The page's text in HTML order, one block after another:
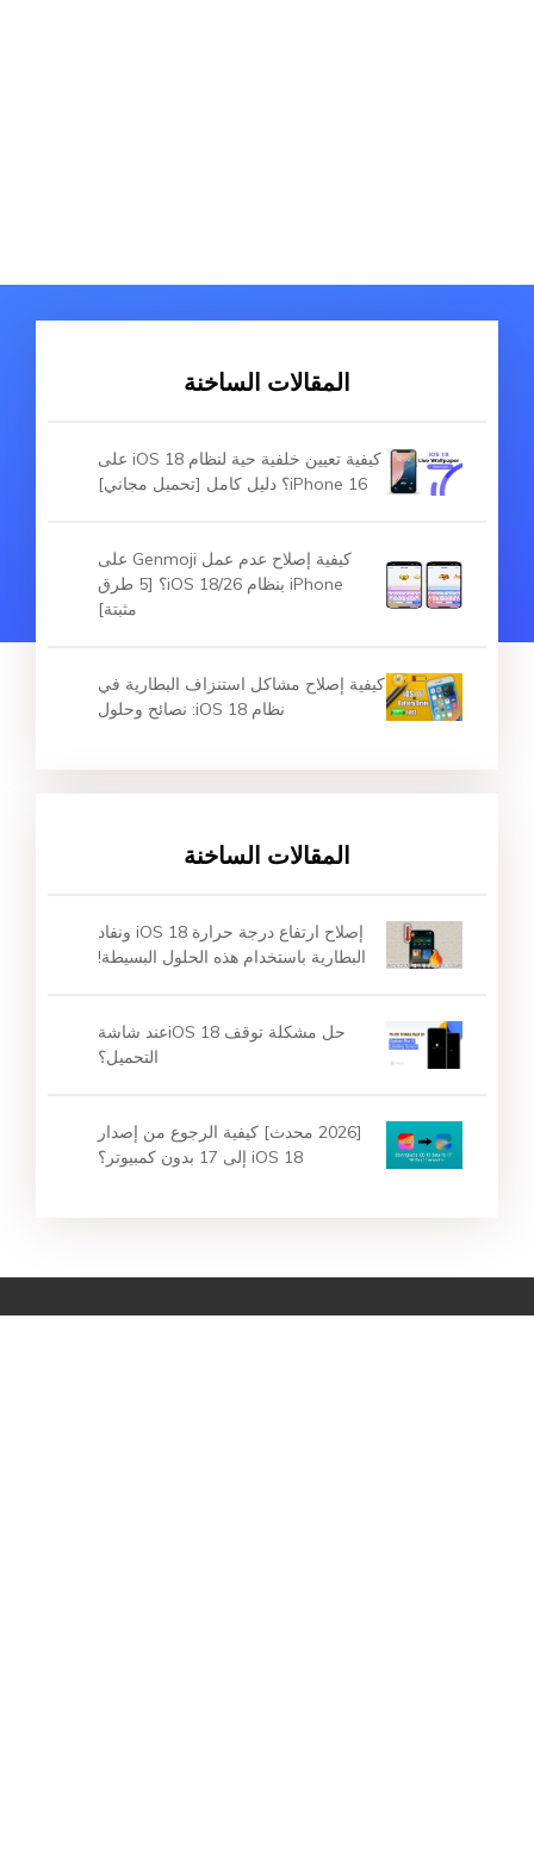
المقالات الساخنة
كيفية تعيين خلفية حية لنظام iOS 18 على
iPhone 16؟ دليل كامل [تحميل مجاني]
كيفية إصلاح عدم عمل Genmoji على
iPhone بنظام iOS 18/26؟ [5 طرق
مثبتة]
كيفية إصلاح مشاكل استنزاف البطارية في
نظام iOS 18: نصائح وحلول
المقالات الساخنة
إصلاح ارتفاع درجة حرارة iOS 18 ونفاد
البطارية باستخدام هذه الحلول البسيطة!
حل مشكلة توقف iOS 18عند شاشة
التحميل؟
[2026 محدث] كيفية الرجوع من إصدار
iOS 18 إلى 17 بدون كمبيوتر؟